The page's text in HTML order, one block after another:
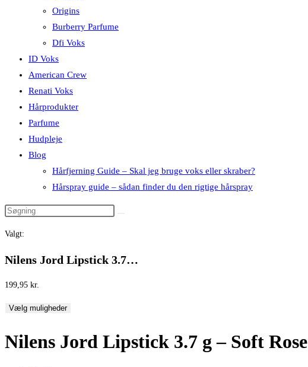
Origins
Burberry Parfume
Dfi Voks
ID Voks
American Crew
Renati Voks
Hårprodukter
Parfume
Hudpleje
Blog
Hårfjerning Guide – Skal jeg bruge voks eller skraber?
Hårspray guide – sådan finder du den rigtige hårspray
Valgt:
Nilens Jord Lipstick 3.7…
199,95 kr.
Vælg muligheder
Nilens Jord Lipstick 3.7 g – Soft Rose